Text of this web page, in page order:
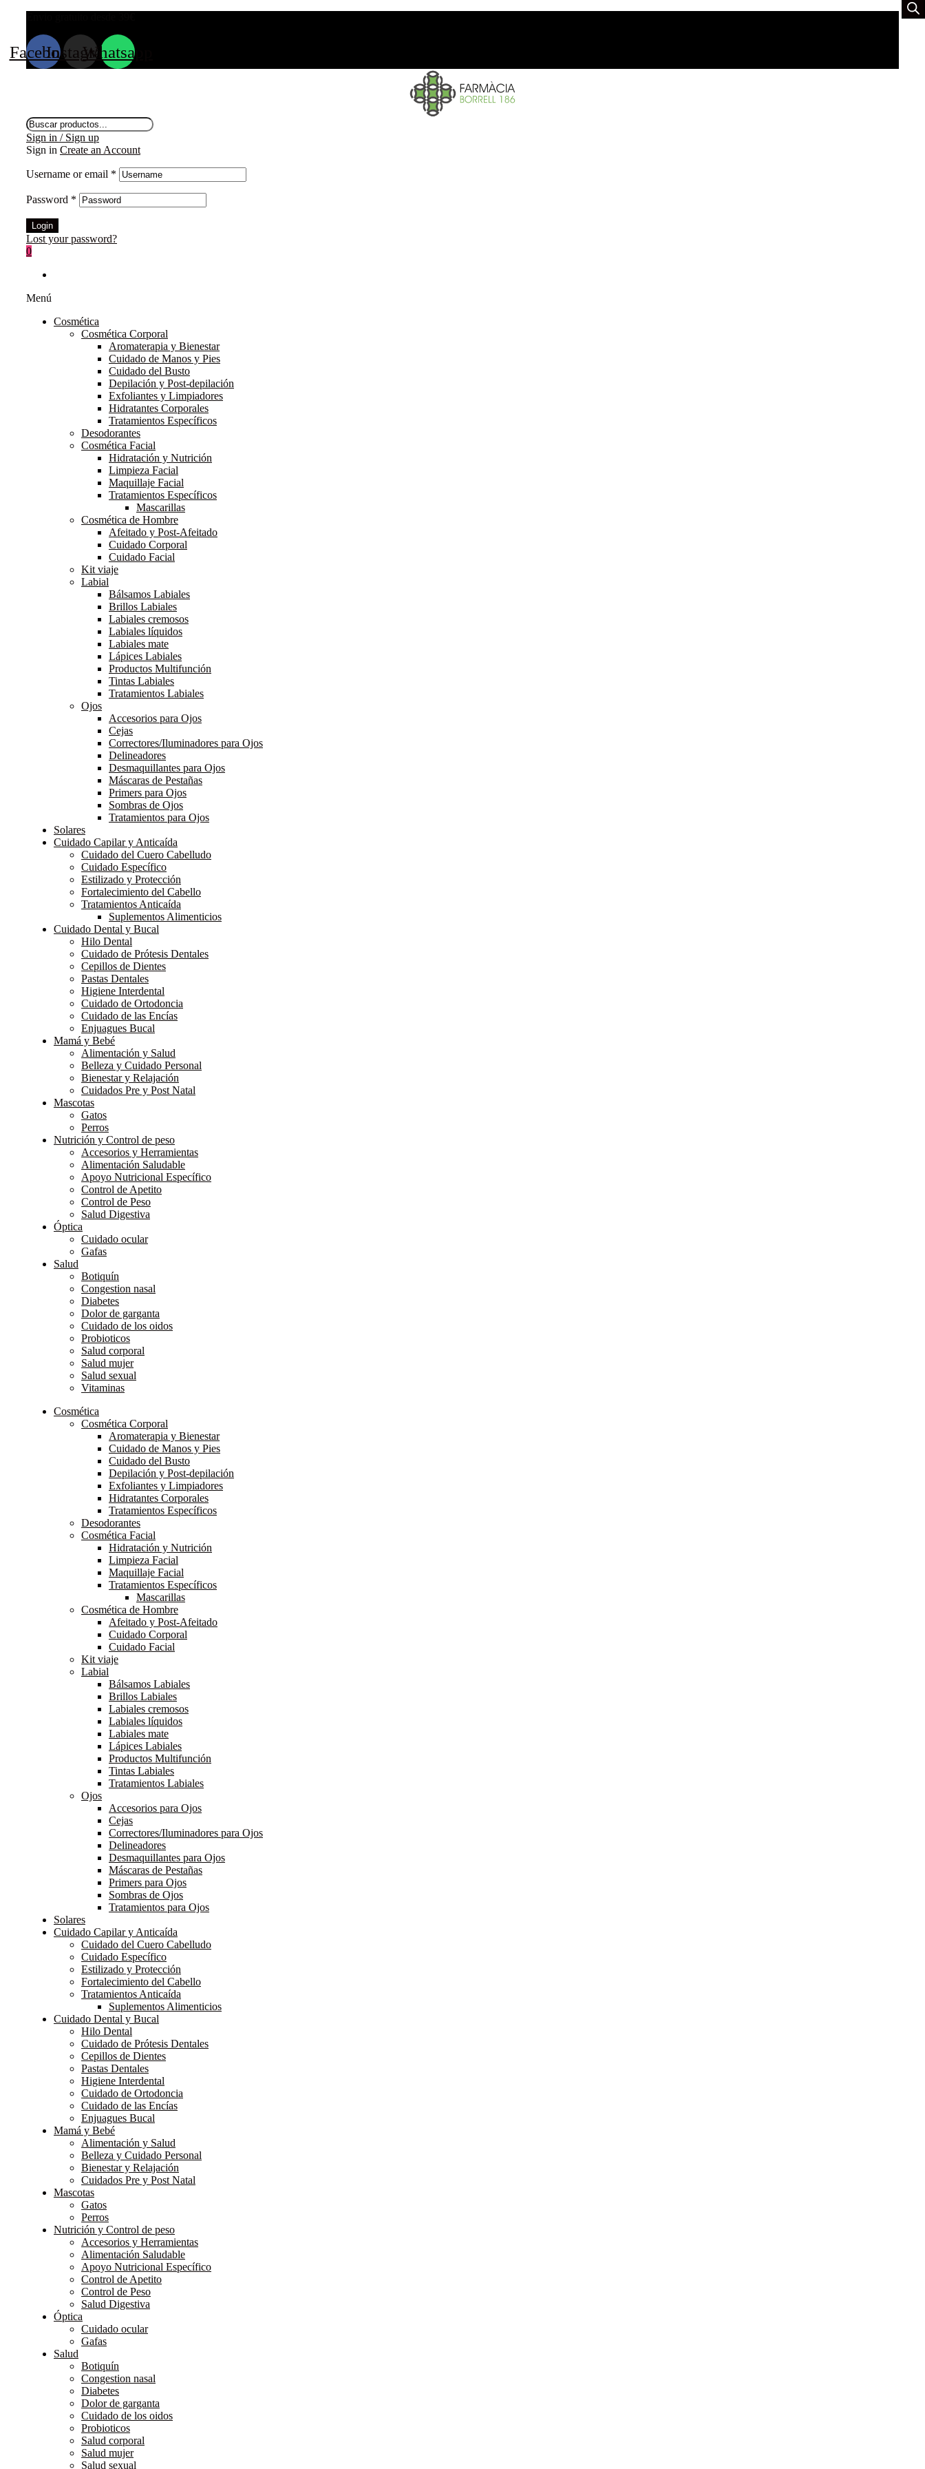
FacebookInstagram
Whatsapp
Búsqueda
de
productos
Sign in / Sign up
Sign in Create an Account
Username or email *
Password *
Login
Lost your password?
0
Menú
Cosmética
Cosmética Corporal
Aromaterapia y Bienestar
Cuidado de Manos y Pies
Cuidado del Busto
Depilación y Post-depilación
Exfoliantes y Limpiadores
Hidratantes Corporales
Tratamientos Específicos
Desodorantes
Cosmética Facial
Hidratación y Nutrición
Limpieza Facial
Maquillaje Facial
Tratamientos Específicos
Mascarillas
Cosmética de Hombre
Afeitado y Post-Afeitado
Cuidado Corporal
Cuidado Facial
Kit viaje
Labial
Bálsamos Labiales
Brillos Labiales
Labiales cremosos
Labiales líquidos
Labiales mate
Lápices Labiales
Productos Multifunción
Tintas Labiales
Tratamientos Labiales
Ojos
Accesorios para Ojos
Cejas
Correctores/Iluminadores para Ojos
Delineadores
Desmaquillantes para Ojos
Máscaras de Pestañas
Primers para Ojos
Sombras de Ojos
Tratamientos para Ojos
Solares
Cuidado Capilar y Anticaída
Cuidado del Cuero Cabelludo
Cuidado Específico
Estilizado y Protección
Fortalecimiento del Cabello
Tratamientos Anticaída
Suplementos Alimenticios
Cuidado Dental y Bucal
Hilo Dental
Cuidado de Prótesis Dentales
Cepillos de Dientes
Pastas Dentales
Higiene Interdental
Cuidado de Ortodoncia
Cuidado de las Encías
Enjuagues Bucal
Mamá y Bebé
Alimentación y Salud
Belleza y Cuidado Personal
Bienestar y Relajación
Cuidados Pre y Post Natal
Mascotas
Gatos
Perros
Nutrición y Control de peso
Accesorios y Herramientas
Alimentación Saludable
Apoyo Nutricional Específico
Control de Apetito
Control de Peso
Salud Digestiva
Óptica
Cuidado ocular
Gafas
Salud
Botiquín
Congestion nasal
Diabetes
Dolor de garganta
Cuidado de los oidos
Probioticos
Salud corporal
Salud mujer
Salud sexual
Vitaminas
Cosmética
Cosmética Corporal
Aromaterapia y Bienestar
Cuidado de Manos y Pies
Cuidado del Busto
Depilación y Post-depilación
Exfoliantes y Limpiadores
Hidratantes Corporales
Tratamientos Específicos
Desodorantes
Cosmética Facial
Hidratación y Nutrición
Limpieza Facial
Maquillaje Facial
Tratamientos Específicos
Mascarillas
Cosmética de Hombre
Afeitado y Post-Afeitado
Cuidado Corporal
Cuidado Facial
Kit viaje
Labial
Bálsamos Labiales
Brillos Labiales
Labiales cremosos
Labiales líquidos
Labiales mate
Lápices Labiales
Productos Multifunción
Tintas Labiales
Tratamientos Labiales
Ojos
Accesorios para Ojos
Cejas
Correctores/Iluminadores para Ojos
Delineadores
Desmaquillantes para Ojos
Máscaras de Pestañas
Primers para Ojos
Sombras de Ojos
Tratamientos para Ojos
Solares
Cuidado Capilar y Anticaída
Cuidado del Cuero Cabelludo
Cuidado Específico
Estilizado y Protección
Fortalecimiento del Cabello
Tratamientos Anticaída
Suplementos Alimenticios
Cuidado Dental y Bucal
Hilo Dental
Cuidado de Prótesis Dentales
Cepillos de Dientes
Pastas Dentales
Higiene Interdental
Cuidado de Ortodoncia
Cuidado de las Encías
Enjuagues Bucal
Mamá y Bebé
Alimentación y Salud
Belleza y Cuidado Personal
Bienestar y Relajación
Cuidados Pre y Post Natal
Mascotas
Gatos
Perros
Nutrición y Control de peso
Accesorios y Herramientas
Alimentación Saludable
Apoyo Nutricional Específico
Control de Apetito
Control de Peso
Salud Digestiva
Óptica
Cuidado ocular
Gafas
Salud
Botiquín
Congestion nasal
Diabetes
Dolor de garganta
Cuidado de los oidos
Probioticos
Salud corporal
Salud mujer
Salud sexual